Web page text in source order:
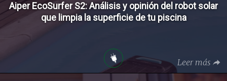
Aiper EcoSurfer S2: Análisis y opinión del robot solar
que limpia la superficie de tu piscina
Leer más